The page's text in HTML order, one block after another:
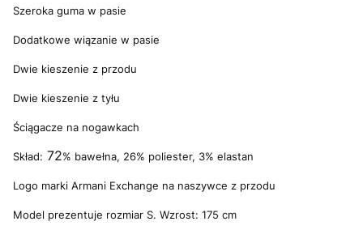
Szeroka guma w pasie
Dodatkowe wiązanie w pasie
Dwie kieszenie z przodu
Dwie kieszenie z tyłu
Ściągacze na nogawkach
Skład: 72% bawełna, 26% poliester, 3% elastan
Logo marki Armani Exchange na naszywce z przodu
Model prezentuje rozmiar S. Wzrost: 175 cm